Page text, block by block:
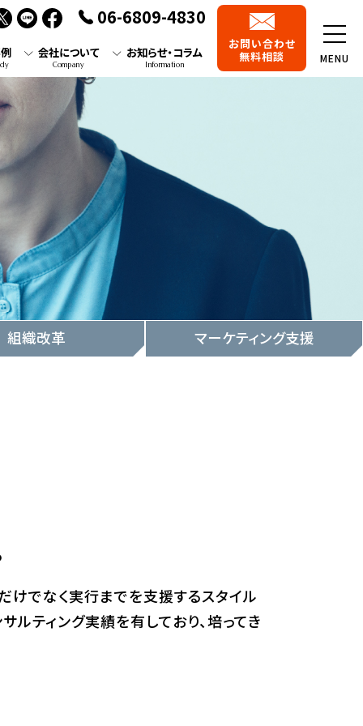
06-6809-4830
会社について
Company
お知らせ・コラム
Information
お問い合わせ
無料相談
MENU
組織改革 マーケティング支援
けでなく実行までを支援するスタイル
ティング実績を有しており、培ってき